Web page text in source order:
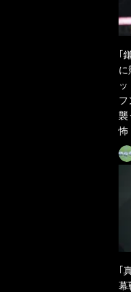
｢
に
フ
襲
怖
｢
幕